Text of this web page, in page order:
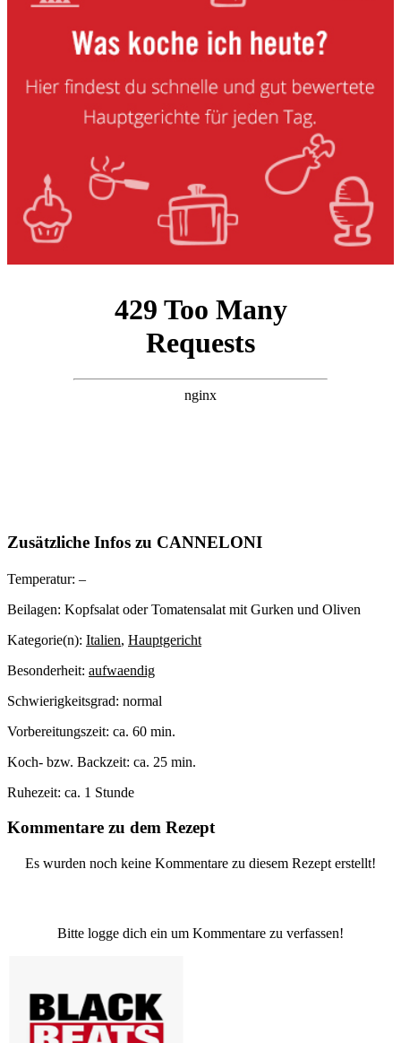
Zusätzliche Infos zu CANNELONI
Temperatur: –
Beilagen: Kopfsalat oder Tomatensalat mit Gurken und Oliven
Kategorie(n): Italien, Hauptgericht
Besonderheit: aufwaendig
Schwierigkeitsgrad: normal
Vorbereitungszeit: ca. 60 min.
Koch- bzw. Backzeit: ca. 25 min.
Ruhezeit: ca. 1 Stunde
Kommentare zu dem Rezept
Es wurden noch keine Kommentare zu diesem Rezept erstellt!
Bitte logge dich ein um Kommentare zu verfassen!